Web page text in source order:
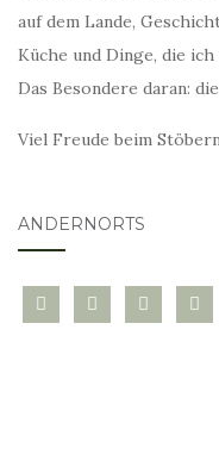
auf dem Lande,
Küche und Dinge, die ich
Das Besondere daran:
Viel Freude beim
ANDERNORTS
bloglovininstagramtwitter